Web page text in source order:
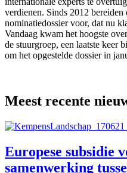
verdienen. Sinds 2012 bereiden
nominatiedossier voor, dat nu
Vandaag kwam het hoogste
de stuurgroep, een laatste keer
om het opgestelde dossier in
Meest recente
Europese subsidie
samenwerking